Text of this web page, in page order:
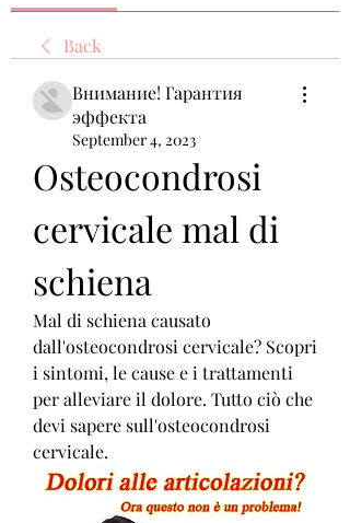
Back
Внимание! Гарантия
эффекта
September 4, 2023
Osteocondrosi
cervicale mal di
schiena
Mal di schiena causato
dall'osteocondrosi cervicale? Scopri
i sintomi, le cause e i trattamenti
per alleviare il dolore. Tutto ciò che
devi sapere sull'osteocondrosi
cervicale.